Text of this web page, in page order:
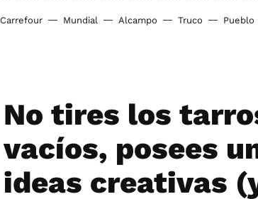
Carrefour Mundial Alcampo Truco Pueblo
No tires los
vacíos, posees
ideas creativas